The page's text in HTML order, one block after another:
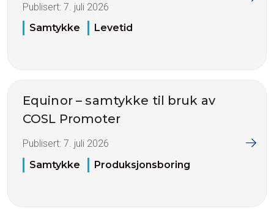
Publisert: 7. juli 2026
Samtykke
Levetid
Equinor – samtykke til bruk av
COSL Promoter
Publisert: 7. juli 2026
Samtykke
Produksjonsboring